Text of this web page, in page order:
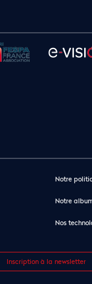
Notre
Notre
Nos
Inscription à la newsletter